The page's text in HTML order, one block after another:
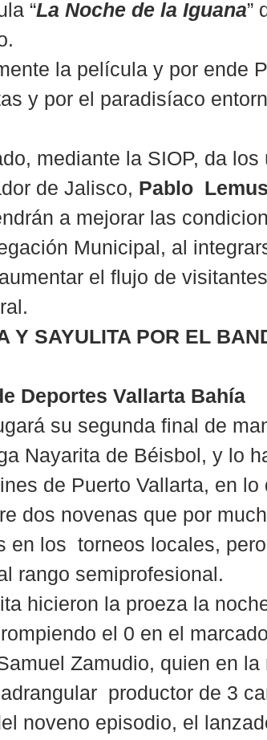
“La Noche de la Iguana”
la película y por ende
y por el paradisíaco
mediante la SIOP, da los
de Jalisco, Pablo
a mejorar las
Municipal, al
el flujo de
Y SAYULITA POR EL
Deportes Vallarta Bahía
su segunda final de
Nayarita de Béisbol, y lo
de Puerto Vallarta, en lo
dos novenas que por
en los  torneos locales,
rango semiprofesional.
hicieron la proeza la
el 0 en el
Zamudio, quien en la
productor de 3
noveno episodio, el